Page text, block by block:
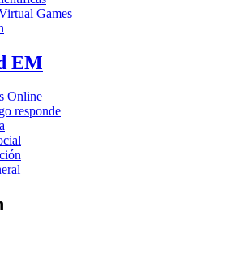
Games
EM
Online
responde